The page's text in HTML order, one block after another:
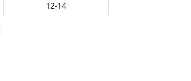
12-14